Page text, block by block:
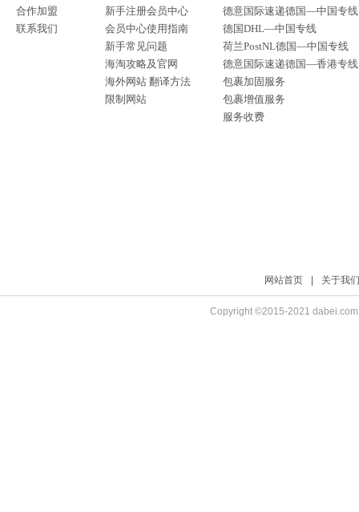
合作加盟
联系我们
新手注册会员中心
会员中心使用指南
新手常见问题
海淘攻略及官网
海外网站 翻译方法
限制网站
德意国际速递德国—中国专线
德国DHL—中国专线
荷兰PostNL德国—中国专线
德意国际速递德国—香港专线
包裹加固服务
包裹增值服务
服务收费
网站首页 关于我们
Copyright ©2015-2021